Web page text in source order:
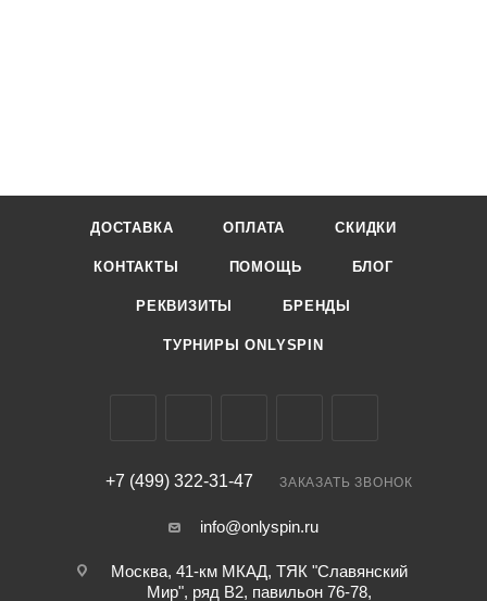
ДОСТАВКА ОПЛАТА СКИДКИ
КОНТАКТЫ ПОМОЩЬ БЛОГ
РЕКВИЗИТЫ БРЕНДЫ
ТУРНИРЫ ONLYSPIN
+7 (499) 322-31-47 ЗАКАЗАТЬ ЗВОНОК
info@onlyspin.ru
Москва, 41-км МКАД, ТЯК "Славянский
Мир", ряд В2, павильон 76-78,